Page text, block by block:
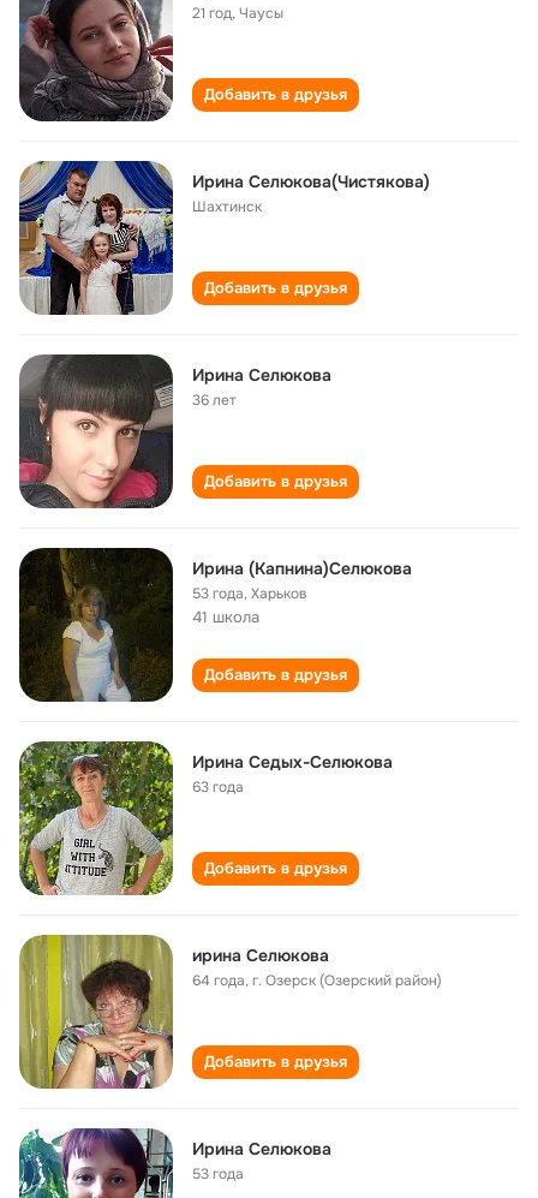
21 год,Чаусы
Добавить в друзья
Ирина Селюкова(Чистякова)
Шахтинск
Добавить в друзья
Ирина Селюкова
36 лет
Добавить в друзья
Ирина (Капнина)Селюкова
53 года,Харьков
41 школа
Добавить в друзья
Ирина Седых-Селюкова
63 года
Добавить в друзья
ирина Селюкова
64 года,г. Озерск (Озерский район)
Добавить в друзья
Ирина Селюкова
53 года